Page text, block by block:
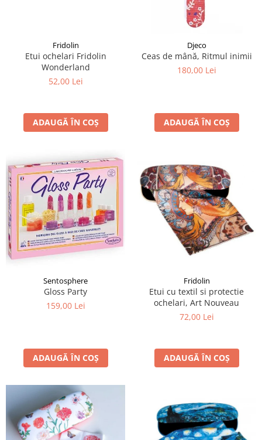
Fridolin
Etui ochelari Fridolin
Wonderland
52,00 Lei
ADAUGĂ ÎN COȘ
Djeco
Ceas de mână, Ritmul inimii
180,00 Lei
ADAUGĂ ÎN COȘ
Sentosphere
Gloss Party
159,00 Lei
ADAUGĂ ÎN COȘ
Fridolin
Etui cu textil si protectie
ochelari, Art Nouveau
72,00 Lei
ADAUGĂ ÎN COȘ